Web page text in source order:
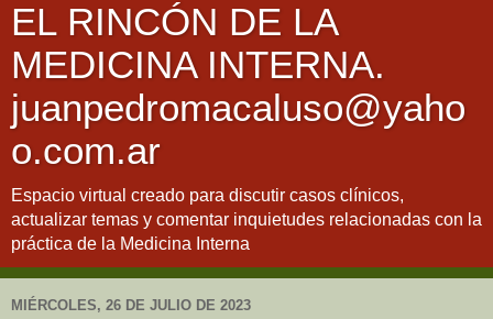
EL RINCÓN DE LA
MEDICINA INTERNA.
juanpedromacaluso@yaho
o.com.ar
Espacio virtual creado para discutir casos clínicos,
actualizar temas y comentar inquietudes relacionadas con la
práctica de la Medicina Interna
MIÉRCOLES, 26 DE JULIO DE 2023